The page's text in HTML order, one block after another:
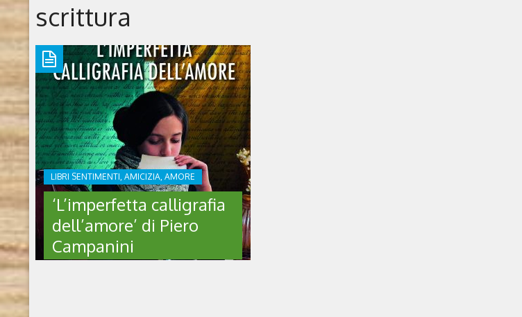
scrittura
LIBRI SENTIMENTI, AMICIZIA, AMORE
‘L’imperfetta calligrafia
dell’amore’ di Piero
Campanini